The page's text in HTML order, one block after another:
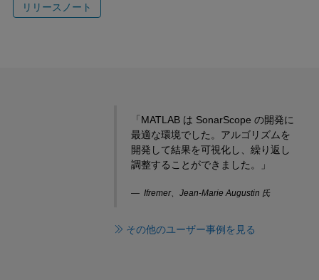
リリースノート
「MATLAB は SonarScope の開発に
最適な環境でした。アルゴリズムを
開発して結果を可視化し、繰り返し
調整することができました。」
Ifremer、Jean-Marie Augustin 氏
その他のユーザー事例を見る